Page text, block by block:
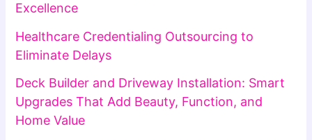
Excellence
Healthcare Credentialing Outsourcing to
Eliminate Delays
Deck Builder and Driveway Installation: Smart
Upgrades That Add Beauty, Function, and
Home Value